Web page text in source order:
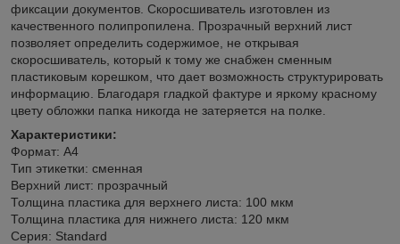
фиксации документов. Скоросшиватель изготовлен из
качественного полипропилена. Прозрачный верхний лист
позволяет определить содержимое, не открывая
скоросшиватель, который к тому же снабжен сменным
пластиковым корешком, что дает возможность структурировать
информацию. Благодаря гладкой фактуре и яркому красному
цвету обложки папка никогда не затеряется на полке.
Характеристики:
Формат: А4
Тип этикетки: сменная
Верхний лист: прозрачный
Толщина пластика для верхнего листа: 100 мкм
Толщина пластика для нижнего листа: 120 мкм
Серия: Standard